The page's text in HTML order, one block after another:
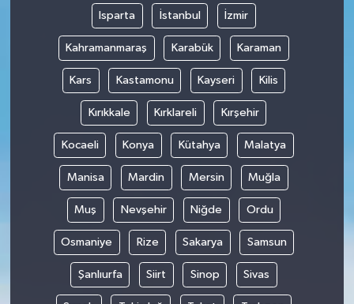
Isparta İstanbul İzmir
Kahramanmaraş Karabük Karaman
Kars Kastamonu Kayseri Kilis
Kırıkkale Kırklareli Kırşehir
Kocaeli Konya Kütahya Malatya
Manisa Mardin Mersin Muğla
Muş Nevşehir Niğde Ordu
Osmaniye Rize Sakarya Samsun
Şanlıurfa Siirt Sinop Sivas